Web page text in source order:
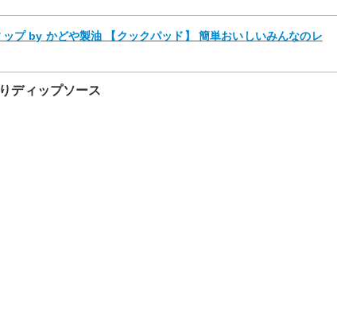
プ by かどや製油 【クックパッド】 簡単おいしいみんなのレ
ディップソース